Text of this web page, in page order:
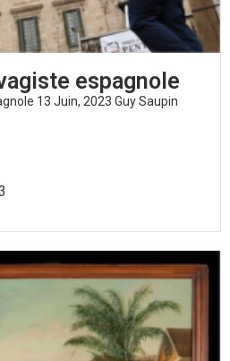
espagnole
13 Juin, 2023 Guy Saupin